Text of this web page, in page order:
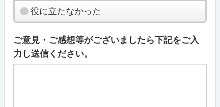
役に立たなかった
ご意見・ご感想等がございましたら下記をご入
力し送信ください。